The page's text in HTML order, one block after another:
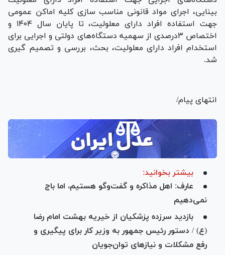
بینایی، اجرای مواد قانونی مناسب سازی کلیه اماکن عمومی
جهت استفاده افراد دارای معلولیت، تا پایان سال ۱۴۰۴ و
اختصاص ۳درصدی از سهمیه دستگاه‌های دولتی و اجرایی برای
استخدام افراد دارای معلولیت، بحث، بررسی و تصمیم گیری
شد.
انتهای پیام/
بیشتر بخوانید:
عارف: اهل مذاکره و گفت‌وگو هستیم، اما باج
نمی‌دهیم
بازدید سرزده پزشکیان از خیریه بهشت امام رضا
(ع) / دستور رئیس جمهور به وزیر کار برای پیگیری و
رفع مشکلات و نیاز‌های توان‌جویان